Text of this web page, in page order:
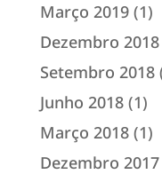
Março 2019(1)
Dezembro 2018
Setembro 2018
Junho 2018(1)
Março 2018(1)
Dezembro 2017